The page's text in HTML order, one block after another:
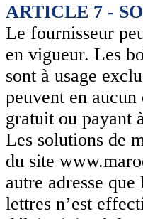
ARTICLE 7 -
Le fournisseur
en vigueur. Les
sont à usage
peuvent en aucun
gratuit ou payant
Les solutions de
du site
autre adresse
lettres n’est